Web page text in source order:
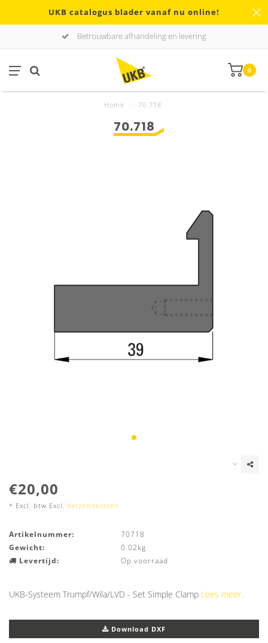
UKB catalogus blader vanaf nu online!
Betrouwbare afhandeling en levering
0
Home 70.718
70.718
€20,00
* Excl. btw Excl. Verzendkosten
Artikelnummer:
70718
Gewicht:
0.02kg
Levertijd:
Op voorraad
UKB-Systeem Trumpf/Wila/LVD - Set Simple Clamp Lees meer..
Download DXF